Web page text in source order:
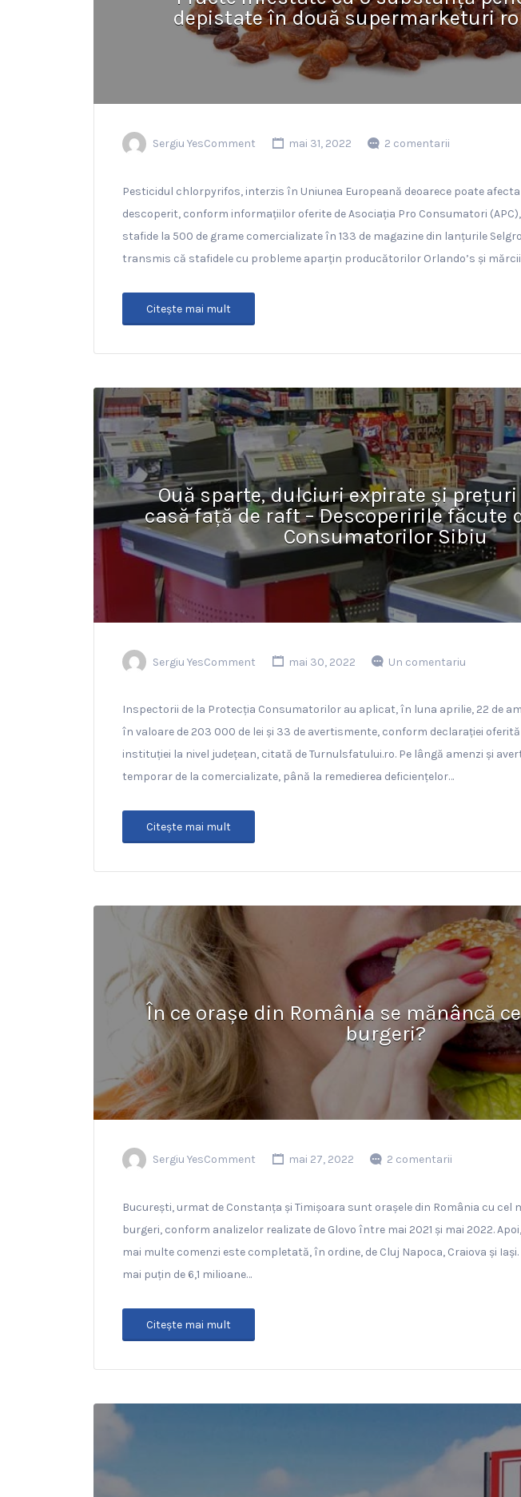
depistate în două supermarketuri
Sergiu YesComment mai 31, 2022 2 comentarii
Pesticidul chlorpyrifos, interzis în Uniunea Europeană deoarece poate
descoperit, conform informațiilor oferite de Asociația Pro Consumatori
stafide la 500 de grame comercializate în 133 de magazine din lanțurile
transmis că stafidele cu probleme aparțin producătorilor Orlando’s și
Citeşte mai mult
Ouă sparte, dulciuri expirate și
casă față de raft – Descoperirile făcute
Consumatorilor Sibiu
Sergiu YesComment mai 30, 2022 Un comentariu
Inspectorii de la Protecția Consumatorilor au aplicat, în luna aprilie, 22 de
în valoare de 203 000 de lei și 33 de avertismente, conform declarației oferită
instituției la nivel județean, citată de Turnulsfatului.ro. Pe lângă amenzi și
temporar de la comercializate, până la remedierea deficiențelor…
Citeşte mai mult
În ce orașe din România se mănâncă
burgeri?
Sergiu YesComment mai 27, 2022 2 comentarii
București, urmat de Constanța și Timișoara sunt orașele din România cu cel
burgeri, conform analizelor realizate de Glovo între mai 2021 și mai 2022.
mai multe comenzi este completată, în ordine, de Cluj Napoca, Craiova și
mai puțin de 6,1 milioane…
Citeşte mai mult